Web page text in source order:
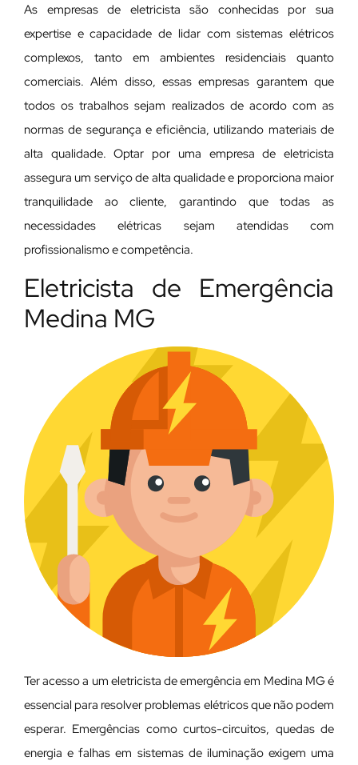
As empresas de eletricista são conhecidas por sua
expertise e capacidade de lidar com sistemas elétricos
complexos, tanto em ambientes residenciais quanto
comerciais. Além disso, essas empresas garantem que
todos os trabalhos sejam realizados de acordo com as
normas de segurança e eficiência, utilizando materiais de
alta qualidade. Optar por uma empresa de eletricista
assegura um serviço de alta qualidade e proporciona maior
tranquilidade ao cliente, garantindo que todas as
necessidades elétricas sejam atendidas com
profissionalismo e competência.
Eletricista de Emergência
Medina MG
Ter acesso a um eletricista de emergência em Medina MG é
essencial para resolver problemas elétricos que não podem
esperar. Emergências como curtos-circuitos, quedas de
energia e falhas em sistemas de iluminação exigem uma